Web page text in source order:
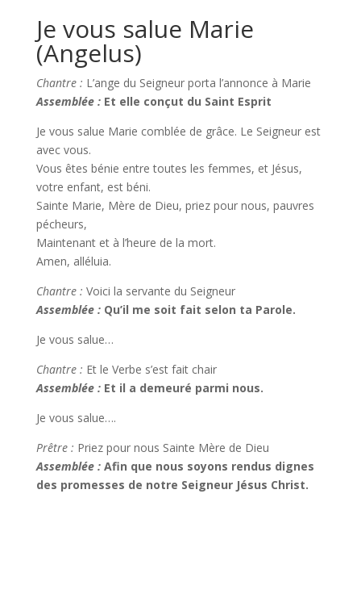
Je vous salue Marie
(Angelus)
Chantre : L’ange du Seigneur porta l’annonce à Marie
Assemblée :Et elle conçut du Saint Esprit
Je vous salue Marie comblée de grâce. Le Seigneur est
avec vous.
Vous êtes bénie entre toutes les femmes, et Jésus,
votre enfant, est béni.
Sainte Marie, Mère de Dieu, priez pour nous, pauvres
pécheurs,
Maintenant et à l’heure de la mort.
Amen, alléluia.
Chantre : Voici la servante du Seigneur
Assemblée :Qu’il me soit fait selon ta Parole.
Je vous salue…
Chantre : Et le Verbe s’est fait chair
Assemblée :Et il a demeuré parmi nous.
Je vous salue….
Prêtre : Priez pour nous Sainte Mère de Dieu
Assemblée :Afin que nous soyons rendus dignes
des promesses de notre Seigneur Jésus Christ.